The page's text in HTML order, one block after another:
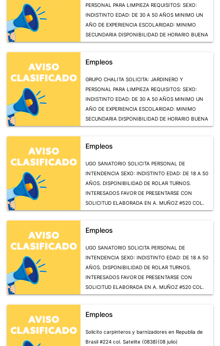
PERSONAL PARA LIMPIEZA REQUISITOS: SEXO:
INDISTINTO EDAD: DE 30 A 50 AÑOS MINIMO UN
AÑO DE EXPERIENCIA ESCOLARIDAD: MINIMO
SECUNDARIA DISPONIBILIDAD DE HORARIO BUENA
PRESENTACION. INTERESADOS PRESENTARSE CON
No. 1401 COL. PROVIDENCIA, EN EL DEPTO. DE
LUNES A VIERNES. INFORMES AL TELEFONO
Empleos
GRUPO CHALITA SOLICITA: JARDINERO Y
PERSONAL PARA LIMPIEZA REQUISITOS: SEXO:
INDISTINTO EDAD: DE 30 A 50 AÑOS MINIMO UN
AÑO DE EXPERIENCIA ESCOLARIDAD: MINIMO
SECUNDARIA DISPONIBILIDAD DE HORARIO BUENA
PRESENTACION. INTERESADOS PRESENTARSE CON
No. 1401 COL. PROVIDENCIA, EN EL DEPTO. DE
LUNES A VIERNES. INFORMES AL TELEFONO
Empleos
UGO SANATORIO SOLICITA PERSONAL DE
INTENDENCIA SEXO: INDISTINTO EDAD: DE 18 A 50
AÑOS. DISPONIBILIDAD DE ROLAR TURNOS.
INTERESADOS FAVOR DE PRESENTARSE CON
SOLICITUD ELABORADA EN A. MUÑOZ #520 COL.
TEQUISQUIAPAN DE 9:00 A 16:00 HRS (26 JUNIO)
Empleos
UGO SANATORIO SOLICITA PERSONAL DE
INTENDENCIA SEXO: INDISTINTO EDAD: DE 18 A 50
AÑOS. DISPONIBILIDAD DE ROLAR TURNOS.
INTERESADOS FAVOR DE PRESENTARSE CON
SOLICITUD ELABORADA EN A. MUÑOZ #520 COL.
TEQUISQUIAPAN DE 9:00 A 16:00 HRS (26 JUNIO)
Empleos
Solicito carpinteros y barnizadores en Republia de
Brasil #224 col. Satelite (0838)(08 julio)